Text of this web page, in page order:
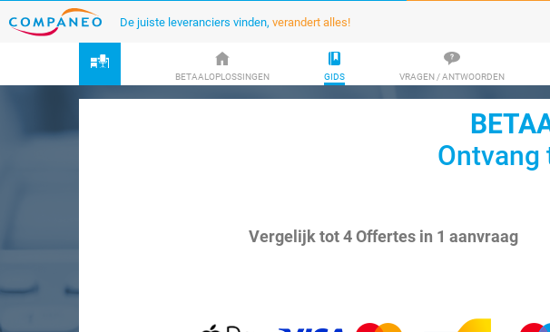
De juiste leveranciers vinden, verandert alles!
BETAALOPLOSSINGEN GIDS VRAGEN / ANTWOORDEN
Vergelijk tot 4 Offertes in 1 aanvraag